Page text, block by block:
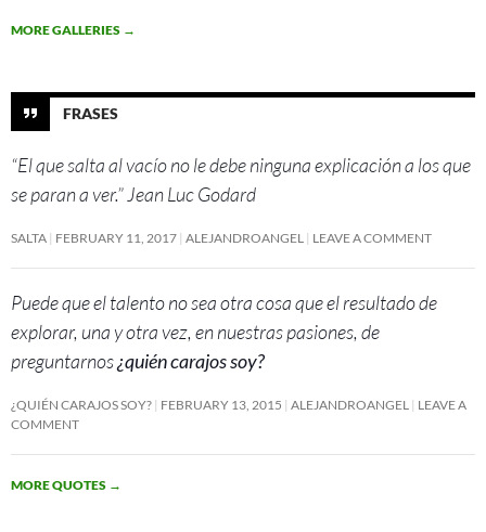
MORE GALLERIES →
FRASES
“El que salta al vacío no le debe ninguna explicación a los que
se paran a ver.” Jean Luc Godard
SALTA FEBRUARY 11, 2017 ALEJANDROANGEL LEAVE A COMMENT
Puede que el talento no sea otra cosa que el resultado de
explorar, una y otra vez, en nuestras pasiones, de
preguntarnos¿quién carajos soy?
¿QUIÉN CARAJOS SOY? FEBRUARY 13, 2015 ALEJANDROANGEL
LEAVE A
COMMENT
MORE QUOTES →